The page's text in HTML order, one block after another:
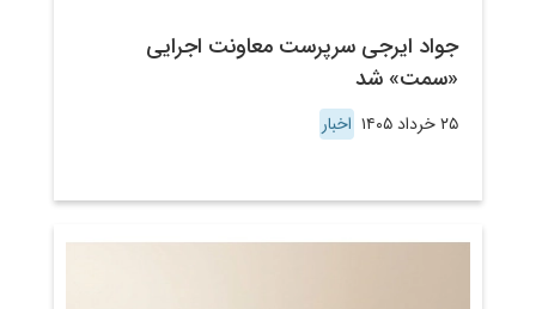
جواد ایرجی سرپرست معاونت اجرایی
«سمت» شد
۲۵ خرداد ۱۴۰۵ اخبار